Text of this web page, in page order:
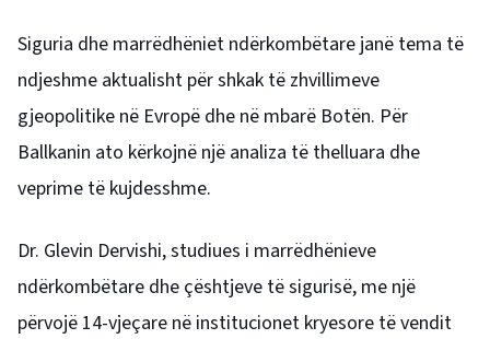
Siguria dhe marrëdhëniet ndërkombëtare janë tema të
ndjeshme aktualisht për shkak të zhvillimeve
gjeopolitike në Evropë dhe në mbarë Botën. Për
Ballkanin ato kërkojnë një analiza të thelluara dhe
veprime të kujdesshme.
Dr. Glevin Dervishi, studiues i marrëdhënieve
ndërkombëtare dhe çështjeve të sigurisë, me një
përvojë 14-vjeçare në institucionet kryesore të vendit